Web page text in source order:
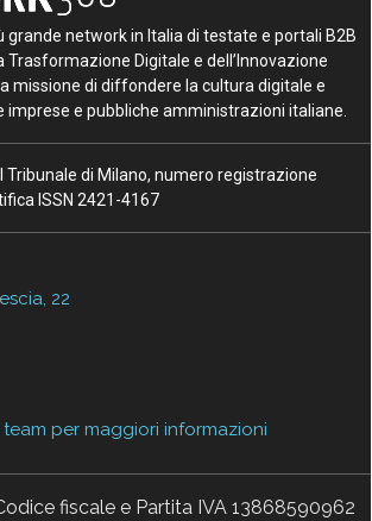
grande network in Italia di testate e portali B2B
Trasformazione Digitale e dell’Innovazione
missione di diffondere la cultura digitale e
imprese e pubbliche amministrazioni italiane.
di Milano, numero registrazione
ISSN 2421-4167
22
per maggiori informazioni
fiscale e Partita IVA 13868590962